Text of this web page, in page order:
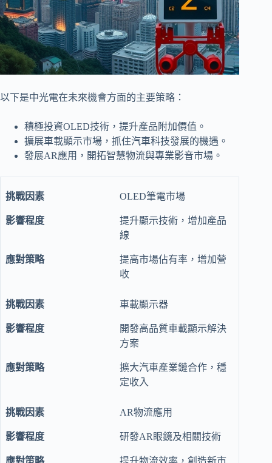
以下是中光電在未來機會方面的主要策略：
積極投資OLED技術，提升產品附加價值。
擴展車載顯示市場，抓住汽車科技發展的機遇。
發展AR應用，開拓智慧物流與專業影音市場。
OLED筆電市場
提升顯示技術，增加產品
線
提高市場佔有率，增加營
收
車載顯示器
開發高品質車載顯示解決
方案
擴大汽車產業鏈合作，穩
定收入
AR物流應用
研發AR眼鏡及相關技術
提升物流效率，創造新市